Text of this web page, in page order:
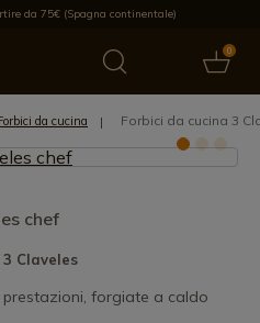
da 75€ (Spagna continentale)
0
Venduti Marche
da cucina Forbici da cucina 3
chef
Claveles
forgiate a caldo